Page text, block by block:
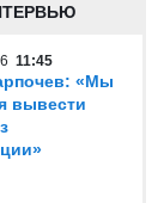
11:45
«Мы
вывести